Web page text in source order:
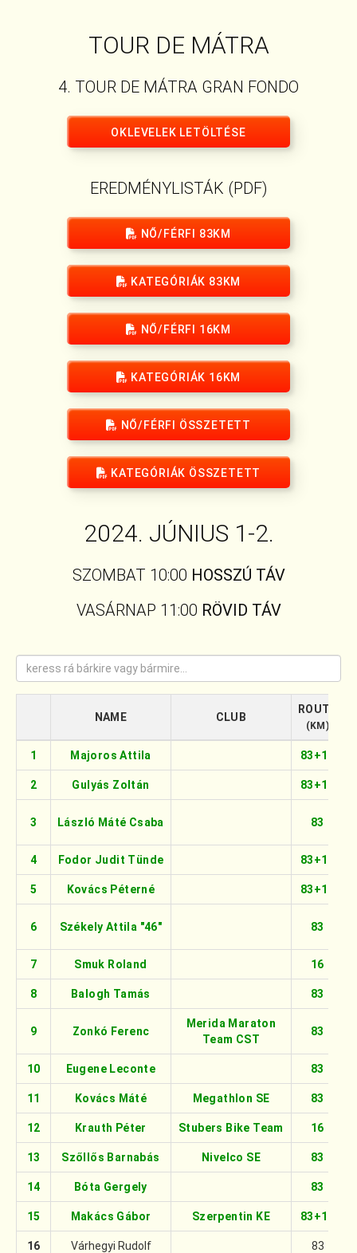
TOUR DE MÁTRA
4. TOUR DE MÁTRA GRAN FONDO
OKLEVELEK LETÖLTÉSE
EREDMÉNYLISTÁK (PDF)
NŐ/FÉRFI 83KM
KATEGÓRIÁK 83KM
NŐ/FÉRFI 16KM
KATEGÓRIÁK 16KM
NŐ/FÉRFI ÖSSZETETT
KATEGÓRIÁK ÖSSZETETT
2024. JÚNIUS 1-2.
SZOMBAT 10:00 HOSSZÚ TÁV
VASÁRNAP 11:00 RÖVID TÁV
NAME CLUB
ROUTE
(KM)
1 Majoros Attila 83+16
2 Gulyás Zoltán 83+16
3 László Máté Csaba 83
4 Fodor Judit Tünde 83+16
5 Kovács Péterné 83+16
6 Székely Attila "46" 83
7 Smuk Roland 16
8 Balogh Tamás 83
9 Zonkó Ferenc
Merida Maraton
Team CST
83
10 Eugene Leconte 83
11 Kovács Máté Megathlon SE 83
12 Krauth Péter Stubers Bike Team 16
13 Szőllős Barnabás Nivelco SE 83
14 Bóta Gergely 83
15 Makács Gábor Szerpentin KE 83+16
16 Várhegyi Rudolf 83